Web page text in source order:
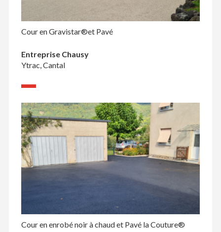
Cour en Gravistar®et Pavé
Entreprise Chausy
Ytrac, Cantal
Cour en enrobé noir à chaud et Pavé la Couture®